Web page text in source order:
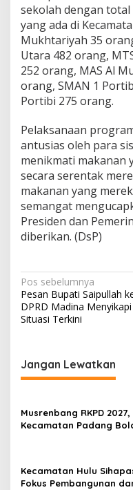
sekolah dengan total
yang ada di
Mukhtariyah 35
Utara 482 orang,
252 orang, MAS Al
orang, SMAN 1
Portibi 275 orang.
Pelaksanaan
antusias oleh para
menikmati makanan
secara serentak
makanan yang
semangat
Presiden dan
diberikan. (DsP)
Navigasi
pos
Pos sebelumnya
Pesan Bupati Saipullah
DPRD Madina Menyikapi
Situasi Terkini
Jangan Lewatkan
Musrenbang RKPD 2027,
Kecamatan Padang
Kecamatan Hulu
Fokus Pembangunan